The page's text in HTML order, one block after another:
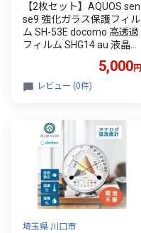
【2枚セット】AQUOS sen
se9 強化ガラス保護フィル
ム SH-53E docomo 高透過
フィルム SHG14 au 液晶画
oftBank ディスプレイ保護
シート SHG14 UQ mobile
付け簡単 キズ防止 疎油撥
5,000円
レビュー (0件)
埼玉県 川口市